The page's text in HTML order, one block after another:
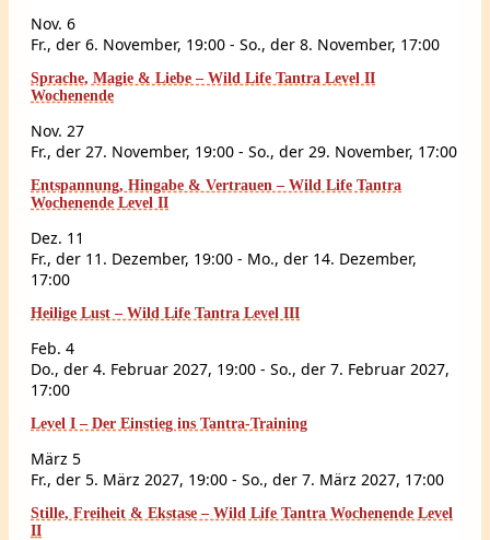
Nov. 6
Fr., der 6. November, 19:00 - So., der 8. November, 17:00
Sprache, Magie & Liebe – Wild Life Tantra Level II
Wochenende
Nov. 27
Fr., der 27. November, 19:00 - So., der 29. November, 17:00
Entspannung, Hingabe & Vertrauen – Wild Life Tantra
Wochenende Level II
Dez. 11
Fr., der 11. Dezember, 19:00 - Mo., der 14. Dezember,
17:00
Heilige Lust – Wild Life Tantra Level III
Feb. 4
Do., der 4. Februar 2027, 19:00 - So., der 7. Februar 2027,
17:00
Level I – Der Einstieg ins Tantra-Training
März 5
Fr., der 5. März 2027, 19:00 - So., der 7. März 2027, 17:00
Stille, Freiheit & Ekstase – Wild Life Tantra Wochenende Level
II